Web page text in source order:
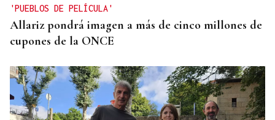
'PUEBLOS DE PELÍCULA'
Allariz pondrá imagen a más de cinco millones de
cupones de la ONCE